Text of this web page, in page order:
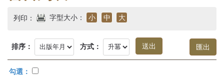
究
首
頁
列印： 字型大小： 小 中 大
排序： 方式：
勾選：